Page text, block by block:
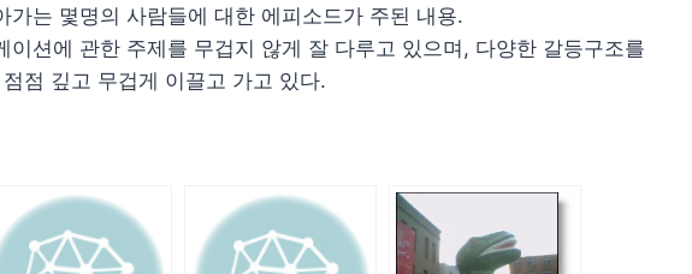
가는 몇명의 사람들에 대한 에피소드가 주된 내용.
이션에 관한 주제를 무겁지 않게 잘 다루고 있으며, 다양한 갈등구조를
점 깊고 무겁게 이끌고 가고 있다.